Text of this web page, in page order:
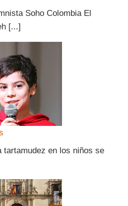
Soho Colombia El
[...]
tartamudez en los niños se